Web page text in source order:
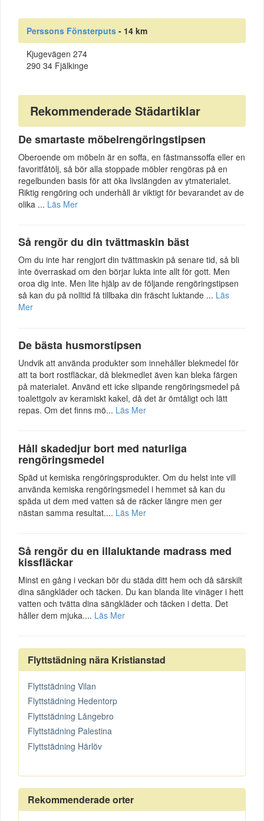
Perssons Fönsterputs - 14 km
Kjugevägen 274
290 34 Fjälkinge
Rekommenderade Städartiklar
De smartaste möbelrengöringstipsen
Oberoende om möbeln är en soffa, en fästmanssoffa eller en
favoritfåtölj, så bör alla stoppade möbler rengöras på en
regelbunden basis för att öka livslängden av ytmaterialet.
Riktig rengöring och underhåll är viktigt för bevarandet av de
olika ... Läs Mer
Så rengör du din tvättmaskin bäst
Om du inte har rengjort din tvättmaskin på senare tid, så bli
inte överraskad om den börjar lukta inte allt för gott. Men
oroa dig inte. Men lite hjälp av de följande rengöringstipsen
så kan du på nolltid få tillbaka din fräscht luktande ... Läs
Mer
De bästa husmorstipsen
Undvik att använda produkter som innehåller blekmedel för
att ta bort rostfläckar, då blekmedlet även kan bleka färgen
på materialet. Använd ett icke slipande rengöringsmedel på
toalettgolv av keramiskt kakel, då det är ömtåligt och lätt
repas. Om det finns mö... Läs Mer
Håll skadedjur bort med naturliga
rengöringsmedel
Späd ut kemiska rengöringsprodukter. Om du helst inte vill
använda kemiska rengöringsmedel i hemmet så kan du
späda ut dem med vatten så de räcker längre men ger
nästan samma resultat.... Läs Mer
Så rengör du en illaluktande madrass med
kissfläckar
Minst en gång i veckan bör du städa ditt hem och då särskilt
dina sängkläder och täcken. Du kan blanda lite vinäger i hett
vatten och tvätta dina sängkläder och täcken i detta. Det
håller dem mjuka.... Läs Mer
Flyttstädning nära Kristianstad
Flyttstädning Vilan
Flyttstädning Hedentorp
Flyttstädning Långebro
Flyttstädning Palestina
Flyttstädning Härlöv
Rekommenderade orter